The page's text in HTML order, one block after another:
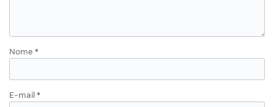
Nome *
E-mail *